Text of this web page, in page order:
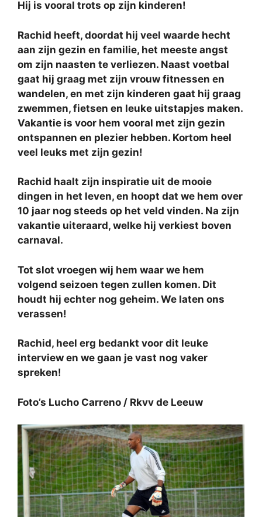
Hij is vooral trots op zijn kinderen!
Rachid heeft, doordat hij veel waarde hecht
aan zijn gezin en familie, het meeste angst
om zijn naasten te verliezen. Naast voetbal
gaat hij graag met zijn vrouw fitnessen en
wandelen, en met zijn kinderen gaat hij graag
zwemmen, fietsen en leuke uitstapjes maken.
Vakantie is voor hem vooral met zijn gezin
ontspannen en plezier hebben. Kortom heel
veel leuks met zijn gezin!
Rachid haalt zijn inspiratie uit de mooie
dingen in het leven, en hoopt dat we hem over
10 jaar nog steeds op het veld vinden. Na zijn
vakantie uiteraard, welke hij verkiest boven
carnaval.
Tot slot vroegen wij hem waar we hem
volgend seizoen tegen zullen komen. Dit
houdt hij echter nog geheim. We laten ons
verassen!
Rachid, heel erg bedankt voor dit leuke
interview en we gaan je vast nog vaker
spreken!
Foto’s Lucho Carreno / Rkvv de Leeuw